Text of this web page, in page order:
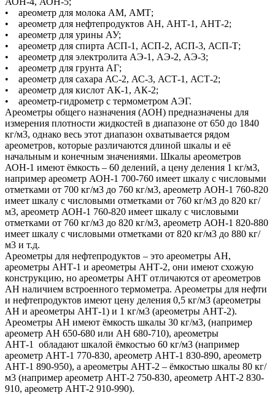
• ареометр для молока АМ, АМТ;
• ареометр для нефтепродуктов АН, АНТ-1, АНТ-2;
• ареометр для урины АУ;
• ареометр для спирта АСП-1, АСП-2, АСП-3, АСП-Т;
• ареометр для электролита АЭ-1, АЭ-2, АЭ-3;
• ареометр для грунта АГ;
• ареометр для сахара АС-2, АС-3, АСТ-1, АСТ-2;
• ареометр для кислот АК-1, АК-2;
• ареометр-гидрометр с термометром АЭГ.
Ареометры общего назначения (АОН) предназначены для
измерения плотности жидкостей в диапазоне от 650 до 1840
кг/м3, однако весь этот диапазон охватывается рядом
ареометров, которые различаются длиной шкалы и её
начальным и конечным значениями. Шкалы ареометров
АОН-1 имеют ёмкость – 60 делений, а цену деления 1 кг/м3,
например ареометр АОН-1 700-760 имеет шкалу с числовыми
отметками от 700 кг/м3 до 760 кг/м3, ареометр АОН-1 760-820
имеет шкалу с числовыми отметками от 760 кг/м3 до 820 кг/
м3, ареометр АОН-1 760-820 имеет шкалу с числовыми
отметками от 760 кг/м3 до 820 кг/м3, ареометр АОН-1 820-880
имеет шкалу с числовыми отметками от 820 кг/м3 до 880 кг/
м3 и т.д.
Ареометры для нефтепродуктов – это ареометры АН,
ареометры АНТ-1 и ареометры АНТ-2, они имеют схожую
конструкцию, но ареометры АНТ отличаются от ареометров
АН наличием встроенного термометра. Ареометры для нефти
и нефтепродуктов имеют цену деления 0,5 кг/м3 (ареометры
АН и ареометры АНТ-1) и 1 кг/м3 (ареометры АНТ-2).
Ареометры АН имеют ёмкость шкалы 30 кг/м3, (например
ареометр АН 650-680 или АН 680-710), ареометры
АНТ-1 обладают шкалой ёмкостью 60 кг/м3 (например
ареометр АНТ-1 770-830, ареометр АНТ-1 830-890, ареометр
АНТ-1 890-950), а ареометры АНТ-2 – ёмкостью шкалы 80 кг/
м3 (например ареометр АНТ-2 750-830, ареометр АНТ-2 830-
910, ареометр АНТ-2 910-990).